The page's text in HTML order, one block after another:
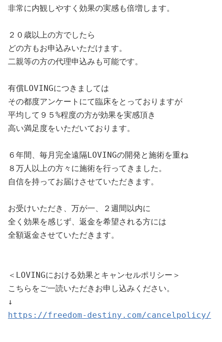
非常に内観しやすく効果の実感も倍増します。
２０歳以上の方でしたら
どの方もお申込みいただけます。
二親等の方の代理申込みも可能です。
有償LOVINGにつきましては
その都度アンケートにて臨床をとっておりますが
平均して９５%程度の方が効果を実感頂き
高い満足度をいただいております。
６年間、毎月完全遠隔LOVINGの開発と施術を重ね
８万人以上の方々に施術を行ってきました。
自信を持ってお届けさせていただきます。
お受けいただき、万が一、２週間以内に
全く効果を感じず、返金を希望される方には
全額返金させていただきます。
＜LOVINGにおける効果とキャンセルポリシー＞
こちらをご一読いただきお申し込みください。
https://freedom-destiny.com/cancelpolicy/